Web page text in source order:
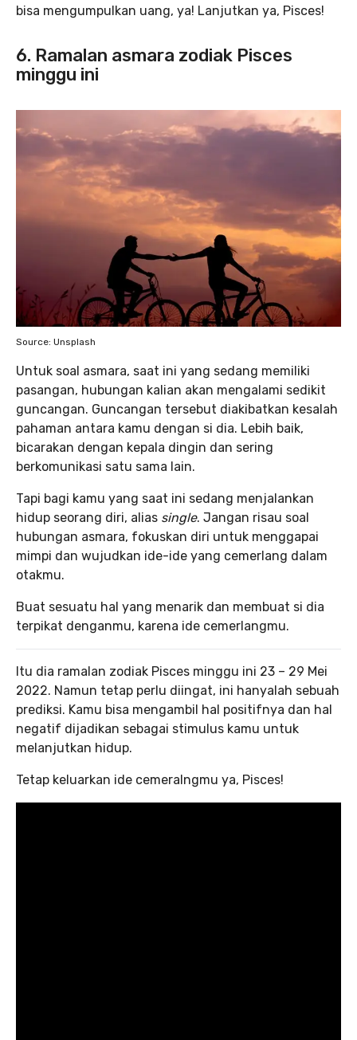
bisa mengumpulkan uang, ya! Lanjutkan ya, Pisces!
6. Ramalan asmara zodiak Pisces
minggu ini
Source: Unsplash
Untuk soal asmara, saat ini yang sedang memiliki
pasangan, hubungan kalian akan mengalami sedikit
guncangan. Guncangan tersebut diakibatkan kesalah
pahaman antara kamu dengan si dia. Lebih baik,
bicarakan dengan kepala dingin dan sering
berkomunikasi satu sama lain.
Tapi bagi kamu yang saat ini sedang menjalankan
hidup seorang diri, alias single. Jangan risau soal
hubungan asmara, fokuskan diri untuk menggapai
mimpi dan wujudkan ide-ide yang cemerlang dalam
otakmu.
Buat sesuatu hal yang menarik dan membuat si dia
terpikat denganmu, karena ide cemerlangmu.
Itu dia ramalan zodiak Pisces minggu ini 23 – 29 Mei
2022. Namun tetap perlu diingat, ini hanyalah sebuah
prediksi. Kamu bisa mengambil hal positifnya dan hal
negatif dijadikan sebagai stimulus kamu untuk
melanjutkan hidup.
Tetap keluarkan ide cemeralngmu ya, Pisces!